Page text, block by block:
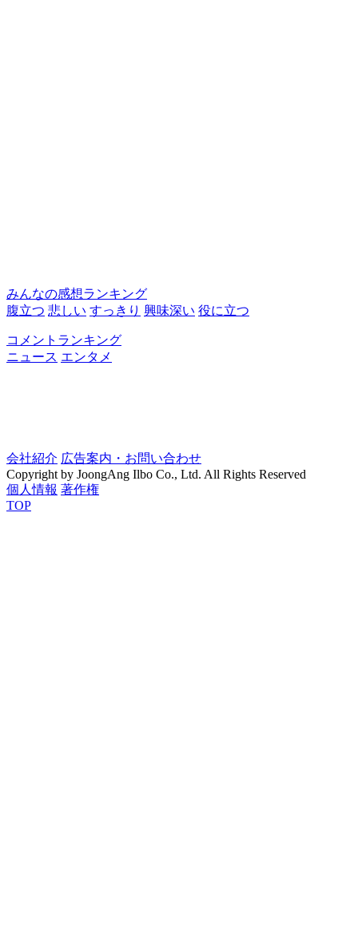
みんなの感想ランキング
腹立つ 悲しい すっきり 興味深い 役に立つ
コメントランキング
ニュース エンタメ
会社紹介 広告案内・お問い合わせ
Copyright by JoongAng Ilbo Co., Ltd. All Rights Reserved
個人情報 著作権
TOP